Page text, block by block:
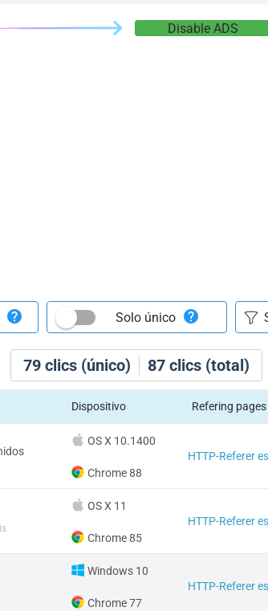
Disable ADS
79 clics (único) 87 clics (total)
Solo único
Dispositivo Refering pages
OS X 10.1400
Chrome 88
HTTP-Referer
OS X 11
Chrome 85
HTTP-Referer
Windows 10
Chrome 77
HTTP-Referer